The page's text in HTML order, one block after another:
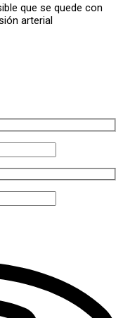
que se quede con
arterial